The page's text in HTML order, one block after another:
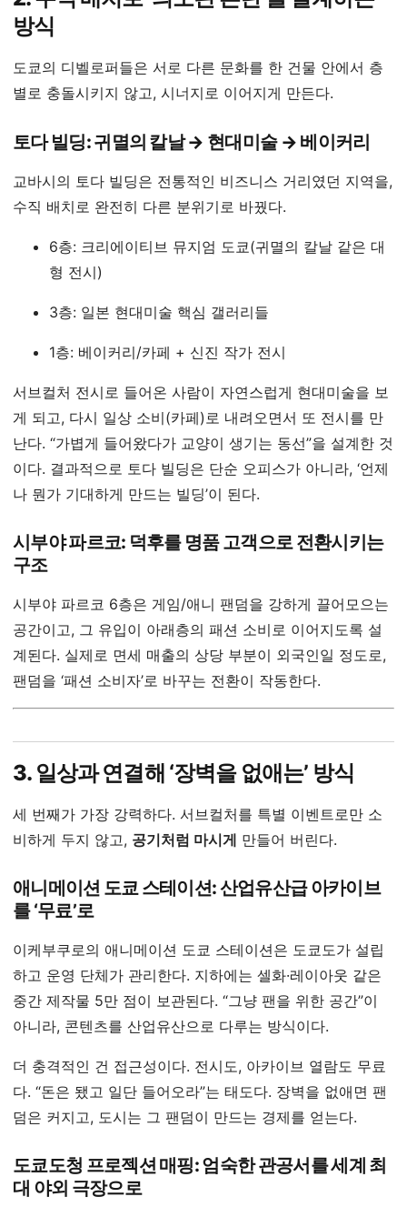
방식
도쿄의 디벨로퍼들은 서로 다른 문화를 한 건물 안에서 층
별로 충돌시키지 않고, 시너지로 이어지게 만든다.
토다 빌딩: 귀멸의 칼날 → 현대미술 → 베이커리
교바시의 토다 빌딩은 전통적인 비즈니스 거리였던 지역을,
수직 배치로 완전히 다른 분위기로 바꿨다.
6층: 크리에이티브 뮤지엄 도쿄(귀멸의 칼날 같은 대
형 전시)
3층: 일본 현대미술 핵심 갤러리들
1층: 베이커리/카페 + 신진 작가 전시
서브컬처 전시로 들어온 사람이 자연스럽게 현대미술을 보
게 되고, 다시 일상 소비(카페)로 내려오면서 또 전시를 만
난다. “가볍게 들어왔다가 교양이 생기는 동선”을 설계한 것
이다. 결과적으로 토다 빌딩은 단순 오피스가 아니라, ‘언제
나 뭔가 기대하게 만드는 빌딩’이 된다.
시부야 파르코: 덕후를 명품 고객으로 전환시키는
구조
시부야 파르코 6층은 게임/애니 팬덤을 강하게 끌어모으는
공간이고, 그 유입이 아래층의 패션 소비로 이어지도록 설
계된다. 실제로 면세 매출의 상당 부분이 외국인일 정도로,
팬덤을 ‘패션 소비자’로 바꾸는 전환이 작동한다.
3. 일상과 연결해 ‘장벽을 없애는’ 방식
세 번째가 가장 강력하다. 서브컬처를 특별 이벤트로만 소
비하게 두지 않고, 공기처럼 마시게 만들어 버린다.
애니메이션 도쿄 스테이션: 산업유산급 아카이브
를 ‘무료’로
이케부쿠로의 애니메이션 도쿄 스테이션은 도쿄도가 설립
하고 운영 단체가 관리한다. 지하에는 셀화·레이아웃 같은
중간 제작물 5만 점이 보관된다. “그냥 팬을 위한 공간”이
아니라, 콘텐츠를 산업유산으로 다루는 방식이다.
더 충격적인 건 접근성이다. 전시도, 아카이브 열람도 무료
다. “돈은 됐고 일단 들어오라”는 태도다. 장벽을 없애면 팬
덤은 커지고, 도시는 그 팬덤이 만드는 경제를 얻는다.
도쿄도청 프로젝션 매핑: 엄숙한 관공서를 세계 최
대 야외 극장으로